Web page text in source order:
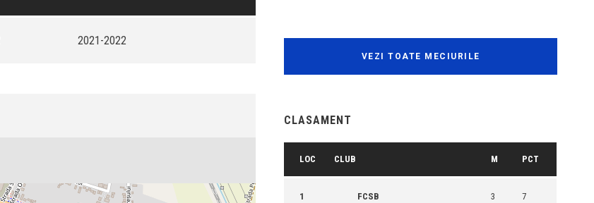
2021-2022
VEZI TOATE MECIURILE
CLASAMENT
LOC CLUB M PCT
1 FCSB 3 7